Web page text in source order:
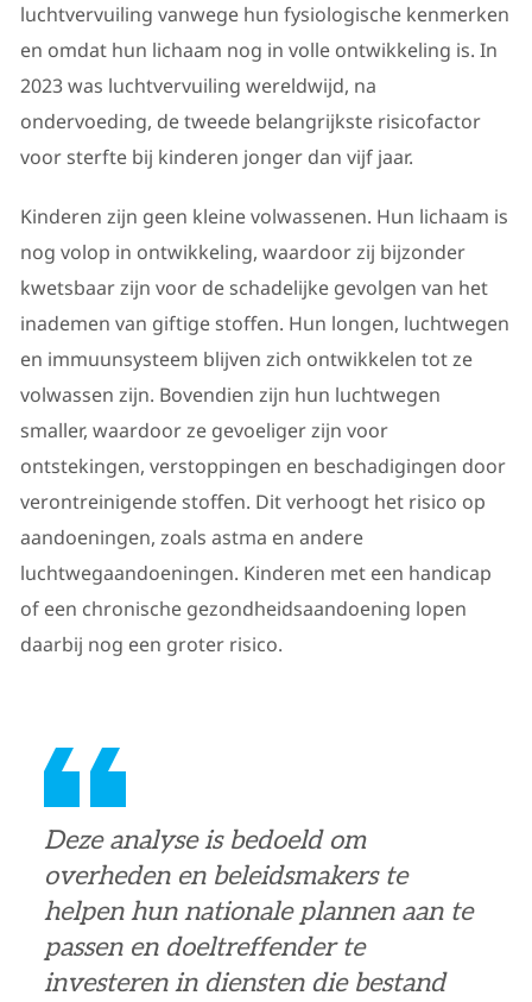
luchtvervuiling vanwege hun fysiologische kenmerken
en omdat hun lichaam nog in volle ontwikkeling is. In
2023 was luchtvervuiling wereldwijd, na
ondervoeding, de tweede belangrijkste risicofactor
voor sterfte bij kinderen jonger dan vijf jaar.
Kinderen zijn geen kleine volwassenen. Hun lichaam is
nog volop in ontwikkeling, waardoor zij bijzonder
kwetsbaar zijn voor de schadelijke gevolgen van het
inademen van giftige stoffen. Hun longen, luchtwegen
en immuunsysteem blijven zich ontwikkelen tot ze
volwassen zijn. Bovendien zijn hun luchtwegen
smaller, waardoor ze gevoeliger zijn voor
ontstekingen, verstoppingen en beschadigingen door
verontreinigende stoffen. Dit verhoogt het risico op
aandoeningen, zoals astma en andere
luchtwegaandoeningen. Kinderen met een handicap
of een chronische gezondheidsaandoening lopen
daarbij nog een groter risico.
Deze analyse is bedoeld om
overheden en beleidsmakers te
helpen hun nationale plannen aan te
passen en doeltreffender te
investeren in diensten die bestand